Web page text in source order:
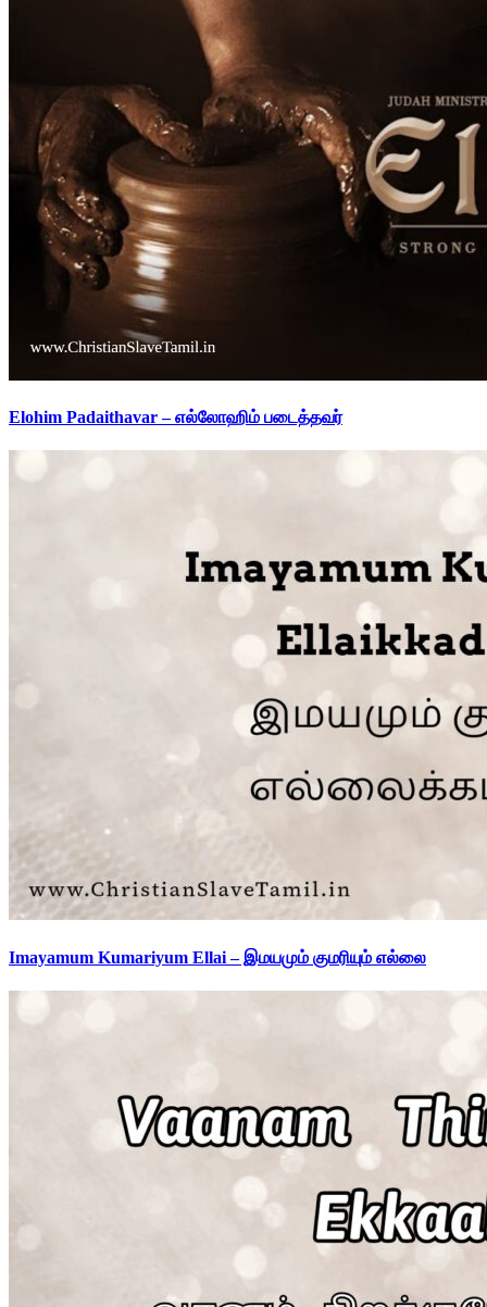
Elohim Padaithavar – எல்லோஹிம் படைத்தவர்
Imayamum Kumariyum Ellai – இமயமும் குமரியும் எல்லை